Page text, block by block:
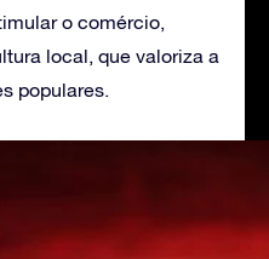
o comércio,
local, que valoriza a
populares.